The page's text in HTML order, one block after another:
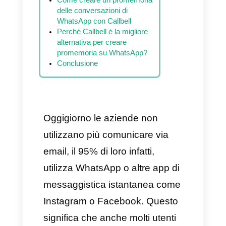
Indice
Cosa sono i promemoria
delle conversazioni avvenute
su WhatsApp
Come creare un promemoria
Perché Callbell è la migliore
promemoria su WhatsApp?
Conclusione
Oggigiorno le aziende non